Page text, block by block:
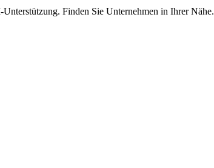
Finden Sie Unternehmen in Ihrer Nähe.